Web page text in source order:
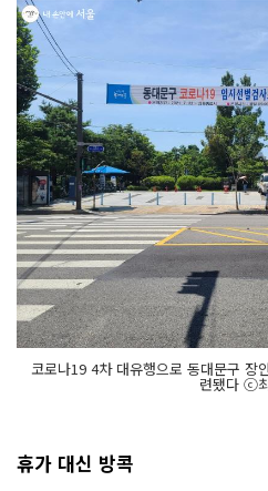
코로나19 4차 대유행으로 동대문구 장
련됐다 ⓒ
휴가 대신 방콕